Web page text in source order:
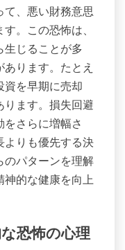
て、悪い財務意思
。この恐怖は、
生じることが多
ります。たとえ
資を早期に売却
ります。損失回避
さらに増幅さ
よりも優先する決
のパターンを理解
神的な健康を向上
恐怖の心理